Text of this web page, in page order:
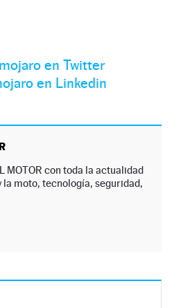
en Twitter
en Linkedin
MOTOR con toda la actualidad
la moto, tecnología, seguridad,